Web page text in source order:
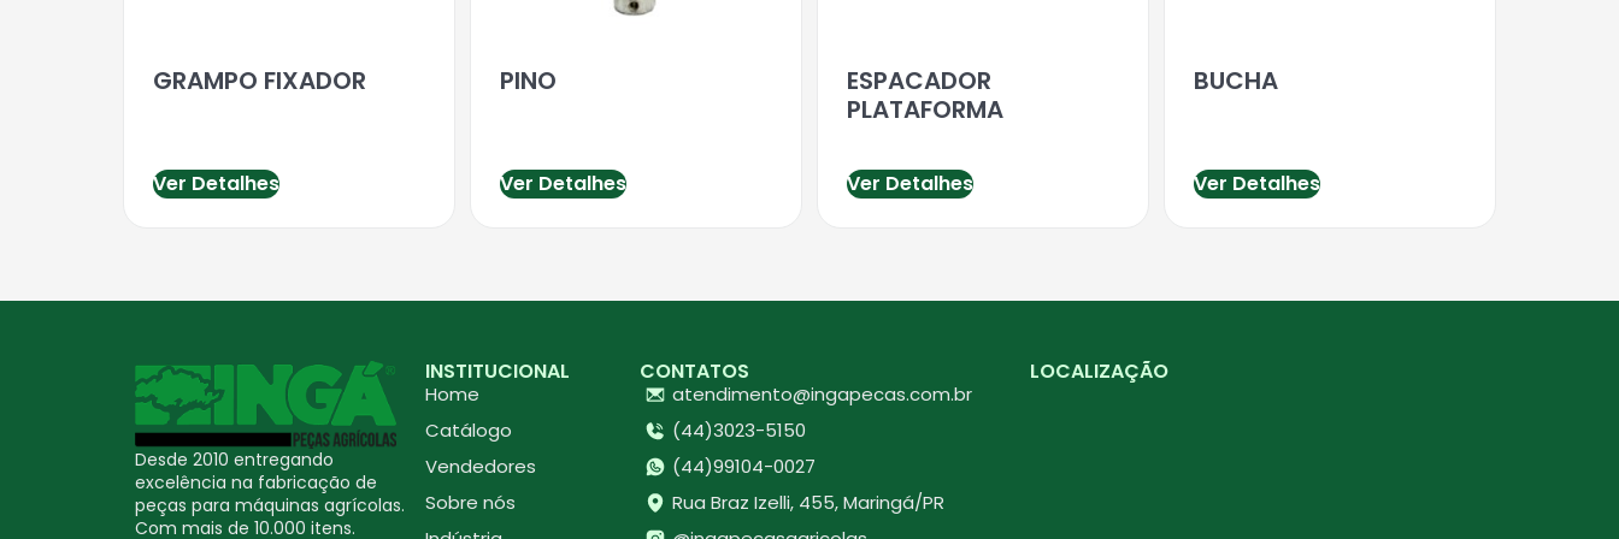
GRAMPO FIXADOR
Ver Detalhes
PINO
Ver Detalhes
ESPACADOR
PLATAFORMA
Ver Detalhes
BUCHA
Ver Detalhes
Desde 2010 entregando
excelência na fabricação de
peças para máquinas agrícolas.
Com mais de 10.000 itens.
INSTITUCIONAL
Home
Catálogo
Vendedores
Sobre nós
CONTATOS
atendimento@ingapecas.com.br
(44)3023-5150
(44)99104-0027
Rua Braz Izelli, 455, Maringá/PR
LOCALIZAÇÃO